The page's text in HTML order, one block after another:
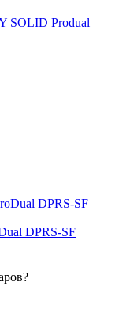
SOLID Produal
DPRS-SF